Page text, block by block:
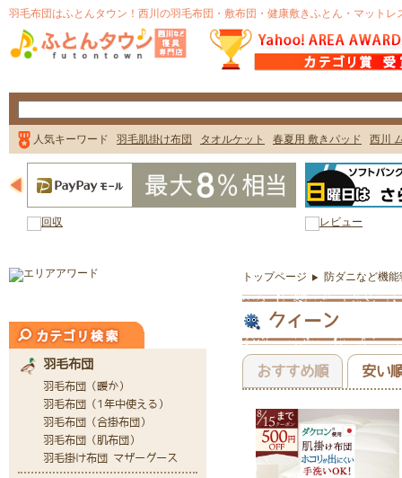
トップページ 防ダニなど機能
クィーン
おすすめ順 安い